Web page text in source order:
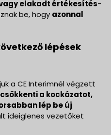
elakadt értékesítés-
be, hogy azonnal
lépések
a CE Interimnél végzett
csökkenti a kockázatot,
lép be új
ideiglenes vezetőket